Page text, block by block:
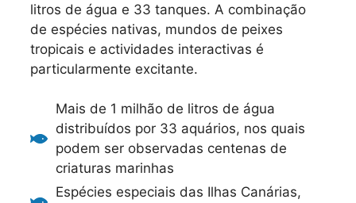
litros de água e 33 tanques. A combinação
de espécies nativas, mundos de peixes
tropicais e actividades interactivas é
particularmente excitante.
Mais de 1 milhão de litros de água
distribuídos por 33 aquários, nos quais
podem ser observadas centenas de
criaturas marinhas
Espécies especiais das Ilhas Canárias,